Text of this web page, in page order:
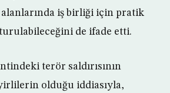
iş birliği için pratik
de ifade etti.
terör saldırısının
olduğu iddiasıyla,